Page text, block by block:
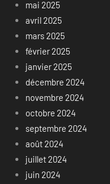
mai 2025
avril 2025
mars 2025
février 2025
janvier 2025
décembre 2024
novembre 2024
octobre 2024
septembre 2024
août 2024
juillet 2024
juin 2024